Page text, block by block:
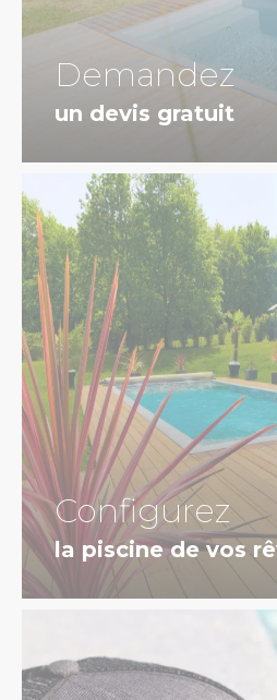
Demandez
un devis gratuit
Configurez
la piscine de vos